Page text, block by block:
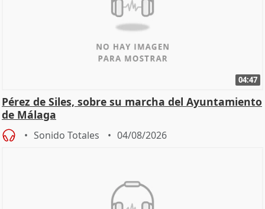
04:47
Pérez de Siles, sobre su marcha del Ayuntamiento
de Málaga
Sonido Totales 04/08/2026